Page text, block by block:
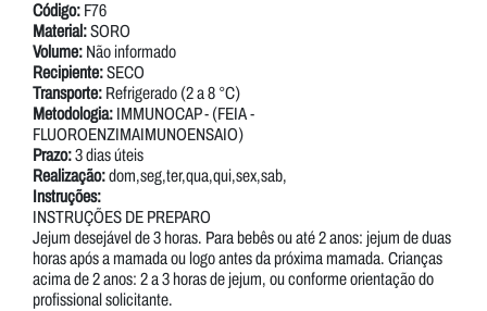
Código: F76
Material:SORO
Volume: Não informado
Recipiente:SECO
Transporte: Refrigerado (2 a 8 °C)
Metodologia: IMMUNOCAP - (FEIA -
FLUOROENZIMAIMUNOENSAIO)
Prazo:3 dias úteis
Realização:dom,seg,ter,qua,qui,sex,sab,
Instruções:
INSTRUÇÕES DE PREPARO
Jejum desejável de 3 horas. Para bebês ou até 2 anos: jejum de duas
horas após a mamada ou logo antes da próxima mamada. Crianças
acima de 2 anos: 2 a 3 horas de jejum, ou conforme orientação do
profissional solicitante.